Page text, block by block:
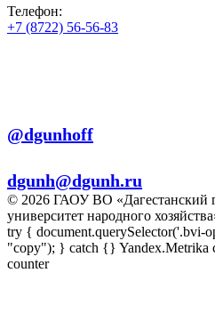
Телефон:
+7 (8722) 56-56-83
@dgunhoff
dgunh@dgunh.ru
© 2026 ГАОУ ВО «Дагестанский
университет народного
try { document.querySelector('.bvi-
"copy"); } catch {} Yandex.Metrika
counter